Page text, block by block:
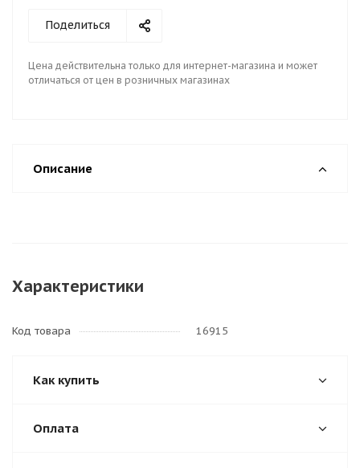
Поделиться
Цена действительна только для интернет-магазина и может
отличаться от цен в розничных магазинах
Описание
Характеристики
Код товара 16915
Как купить
Оплата